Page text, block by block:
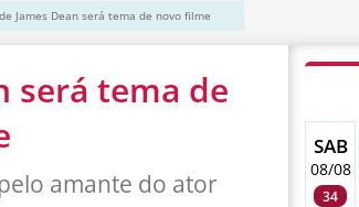
James Dean será tema de novo filme
será tema de
amante do ator
SAB
08/08
34